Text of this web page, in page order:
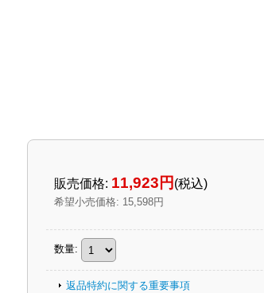
販売価格: 11,923円 (税込)
希望小売価格: 15,598円
数量:
返品特約に関する重要事項